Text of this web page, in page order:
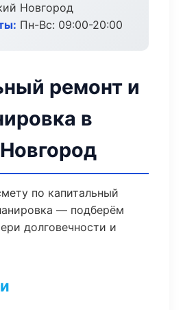
Новгород
Пн-Вс: 09:00-20:00
ремонт и
в
по капитальный
— подберём
долговечности и